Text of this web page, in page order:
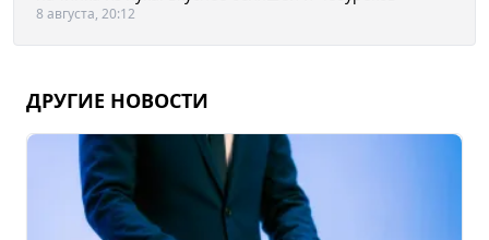
8 августа, 20:12
ДРУГИЕ НОВОСТИ